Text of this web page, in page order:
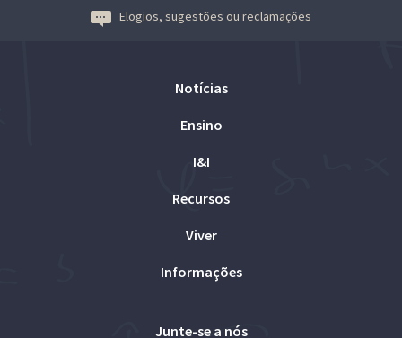
Elogios, sugestões ou reclamações
Notícias
Ensino
I&I
Recursos
Viver
Informações
Junte-se a nós